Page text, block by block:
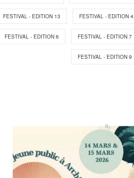
FESTIVAL - EDITION 13 FESTIVAL - EDITION 4
FESTIVAL - EDITION 6 FESTIVAL - EDITION 7
FESTIVAL - EDITION 9